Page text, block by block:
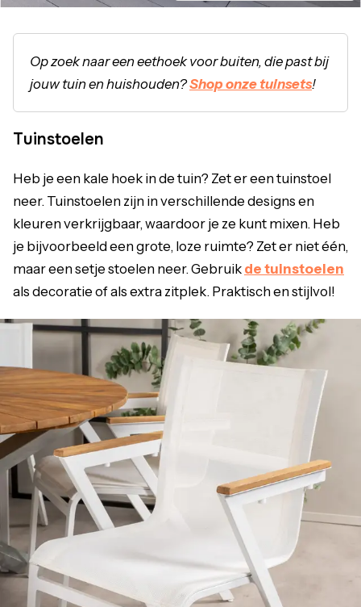
Op zoek naar een eethoek voor buiten, die past bij
jouw tuin en huishouden?Shop onze tuinsets!
Tuinstoelen
Heb je een kale hoek in de tuin? Zet er een tuinstoel
neer. Tuinstoelen zijn in verschillende designs en
kleuren verkrijgbaar, waardoor je ze kunt mixen. Heb
je bijvoorbeeld een grote, loze ruimte? Zet er niet één,
maar een setje stoelen neer. Gebruik de tuinstoelen
als decoratie of als extra zitplek. Praktisch en stijlvol!